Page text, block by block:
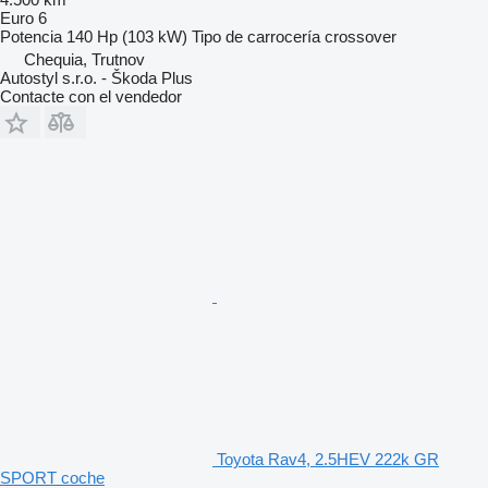
Euro 6
Potencia 140 Hp (103 kW) Tipo de carrocería crossover
Chequia, Trutnov
Autostyl s.r.o. - Škoda Plus
Contacte con el vendedor
Toyota Rav4, 2.5HEV 222k GR
SPORT coche